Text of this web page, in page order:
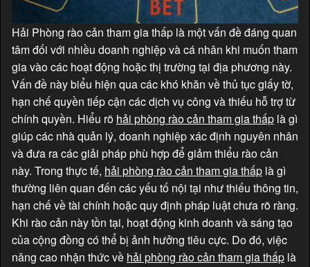
Hải Phòng rào cản tham gia thấp là một vấn đề đáng quan
tâm đối với nhiều doanh nghiệp và cá nhân khi muốn tham
gia vào các hoạt động hoặc thị trường tại địa phương này.
Vấn đề này biểu hiện qua các khó khăn về thủ tục giấy tờ,
hạn chế quyền tiếp cận các dịch vụ công và thiếu hỗ trợ từ
chính quyền. Hiểu rõ hải phòng rào cản tham gia thấp là gì
giúp các nhà quản lý, doanh nghiệp xác định nguyên nhân
và đưa ra các giải pháp phù hợp để giảm thiểu rào cản
này. Trong thực tế, hải phòng rào cản tham gia thấp là gì
thường liên quan đến các yếu tố nội tại như thiếu thông tin,
hạn chế về tài chính hoặc quy định pháp luật chưa rõ ràng.
Khi rào cản này tồn tại, hoạt động kinh doanh và sáng tạo
của cộng đồng có thể bị ảnh hưởng tiêu cực. Do đó, việc
nâng cao nhận thức về hải phòng rào cản tham gia thấp là